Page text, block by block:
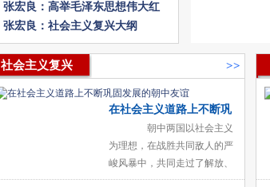
最终归宿（2019年）
张宏良：高举毛泽东思想伟大红
旗，实现社会主义的伟大复兴
张宏良：社会主义复兴大纲
（2009）
社会主义复兴
>>
在社会主义道路上不断巩
固发展的朝中友谊
朝中两国以社会主义
为理想，在战胜共同敌人的严
峻风暴中，共同走过了解放、
建国与发展的征程。 在漫